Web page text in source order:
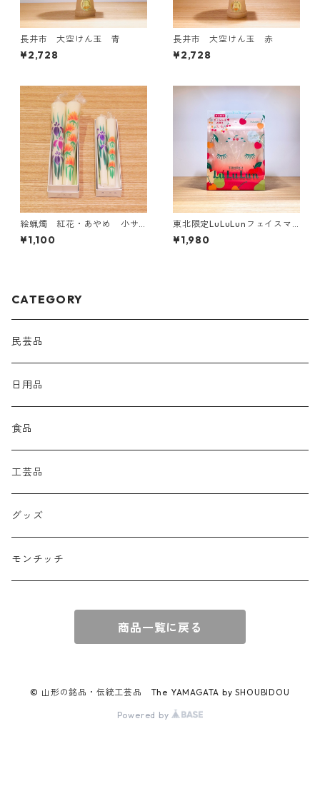
長井市 大空けん玉 青
¥2,728
長井市 大空けん玉 赤
¥2,728
絵蝋燭 紅花・あやめ 小サ
イズ
¥1,100
東北限定LuLuLunフェイスマ
スクセット
¥1,980
CATEGORY
民芸品
日用品
食品
工芸品
グッズ
モンチッチ
商品一覧に戻る
© 山形の銘品・伝統工芸品 The YAMAGATA by SHOUBIDOU
Powered by